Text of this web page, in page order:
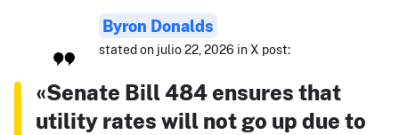
Byron Donalds
stated on julio 22, 2026 in X post:
«Senate Bill 484 ensures that
utility rates will not go up due to